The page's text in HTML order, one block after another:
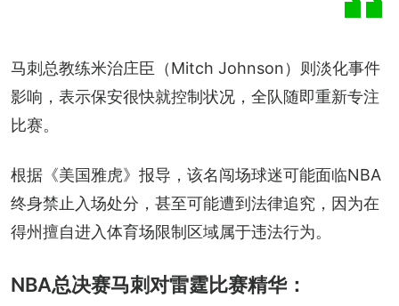
马刺总教练米治庄臣（Mitch Johnson）则淡化事件
影响，表示保安很快就控制状况，全队随即重新专注
比赛。
根据《美国雅虎》报导，该名闯场球迷可能面临NBA
终身禁止入场处分，甚至可能遭到法律追究，因为在
得州擅自进入体育场限制区域属于违法行为。
NBA总决赛马刺对雷霆比赛精华：